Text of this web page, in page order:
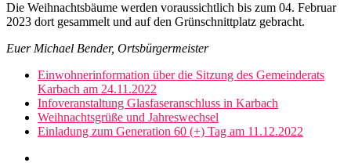
Die Weihnachtsbäume werden voraussichtlich bis zum 04. Februar
2023 dort gesammelt und auf den Grünschnittplatz gebracht.
Euer Michael Bender, Ortsbürgermeister
Einwohnerinformation über die Sitzung des Gemeinderats
Karbach am 24.11.2022
Infoveranstaltung Glasfaseranschluss in Karbach
Weihnachtsgrüße und Jahreswechsel
Einladung zum Generation 60 (+) Tag am 11.12.2022